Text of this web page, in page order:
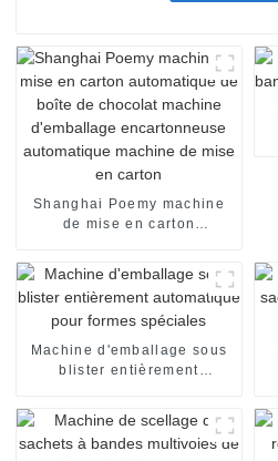
Shanghai Poemy machine
de mise en carton
d'emballage encartonneuse
automatique machine de
mise en carton
Machine d'emballage sous
blister entièrement